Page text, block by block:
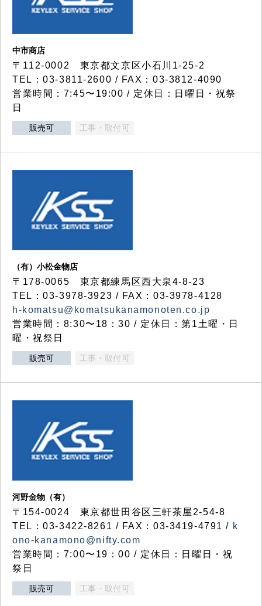
中市商店
〒112-0002 東京都文京区小石川1-25-2
TEL：03-3811-2600 / FAX：03-3812-4090
営業時間：7:45〜19:00 / 定休日：日曜日・祝祭
日
販売可 工事・取付可
（有）小松金物店
〒178-0065 東京都練馬区西大泉4-8-23
TEL：03-3978-3923 / FAX：03-3978-4128
h-komatsu@komatsukanamonoten.co.jp
営業時間：8:30〜18：30 / 定休日：第1土曜・日
曜・祝祭日
販売可 工事・取付可
河野金物（有）
〒154-0024 東京都世田谷区三軒茶屋2-54-8
TEL：03-3422-8261 / FAX：03-3419-4791 / k
ono-kanamono@nifty.com
営業時間：7:00〜19：00 / 定休日：日曜日・祝
祭日
販売可 工事・取付可